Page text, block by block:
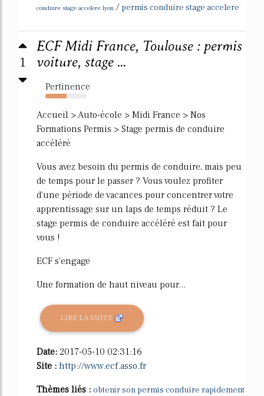
conduire stage accelere lyon / permis conduire stage accelere
1
ECF Midi France, Toulouse : permis
voiture, stage ...
Pertinence
52%
Accueil > Auto-école > Midi France > Nos
Formations Permis > Stage permis de conduire
accéléré
Vous avez besoin du permis de conduire, mais peu
de temps pour le passer ? Vous voulez profiter
d'une période de vacances pour concentrer votre
apprentissage sur un laps de temps réduit ? Le
stage permis de conduire accéléré est fait pour
vous !
ECF s'engage
Une formation de haut niveau pour...
LIRE LA SUITE
Date: 2017-05-10 02:31:16
Site : http://www.ecf.asso.fr
Thèmes liés : obtenir son permis conduire rapidement